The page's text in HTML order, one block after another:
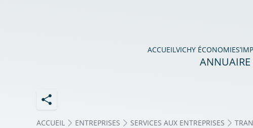
ACCUEILVICHY ÉCONOMIE
ACCUEIL ENTREPRISES SERVICES AUX ENTREPRISES